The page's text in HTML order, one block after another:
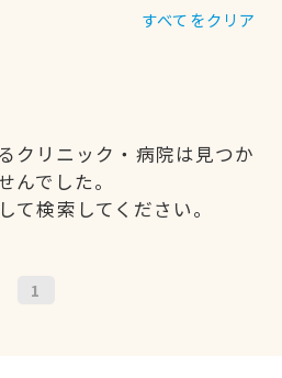
すべてをクリア
クリニック・病院は見つか
んでした。
て検索してください。
1